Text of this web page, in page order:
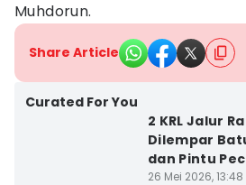
Muhdorun.
Share Article
Curated For You
2 KRL Jalur
Dilempar
dan Pintu
26 Mei 2026, 13:48